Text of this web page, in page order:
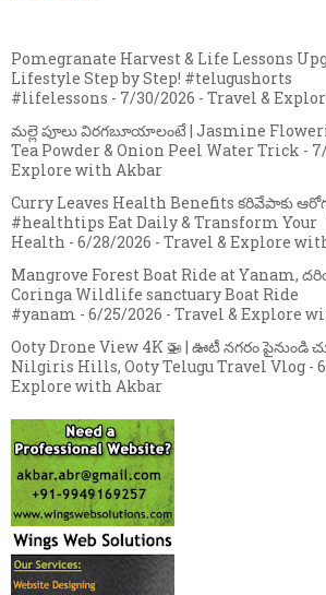
Pomegranate Harvest & Life Lessons
Lifestyle Step by Step! #telugushorts
#lifelessons - 7/30/2026 - Travel &
మల్లె పూలు విరగబూయాలంటే | Jasmine
Tea Powder & Onion Peel Water Trick -
Explore with Akbar
Curry Leaves Health Benefits కరివేపాకు
#healthtips Eat Daily & Transform Your
Health - 6/28/2026 - Travel & Explore
Mangrove Forest Boat Ride at Yanam,
Coringa Wildlife sanctuary Boat Ride
#yanam - 6/25/2026 - Travel & Explore
Ooty Drone View 4K 🚁 | ఊటీ నగరం పైనుండి
Nilgiris Hills, Ooty Telugu Travel Vlog -
Explore with Akbar